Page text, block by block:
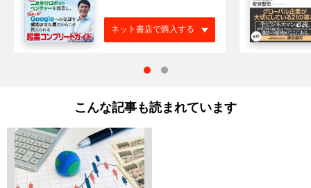
ネット書店で購入する
こんな記事も読まれています